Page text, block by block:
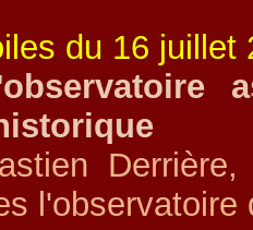
du 16 juillet
l'observatoire